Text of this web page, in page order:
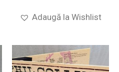
Adaugă la Wishlist